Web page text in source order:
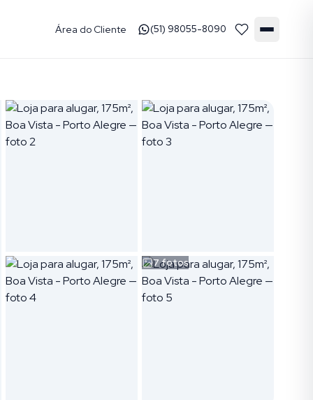
Área do Cliente (51) 98055-8090
7fotos